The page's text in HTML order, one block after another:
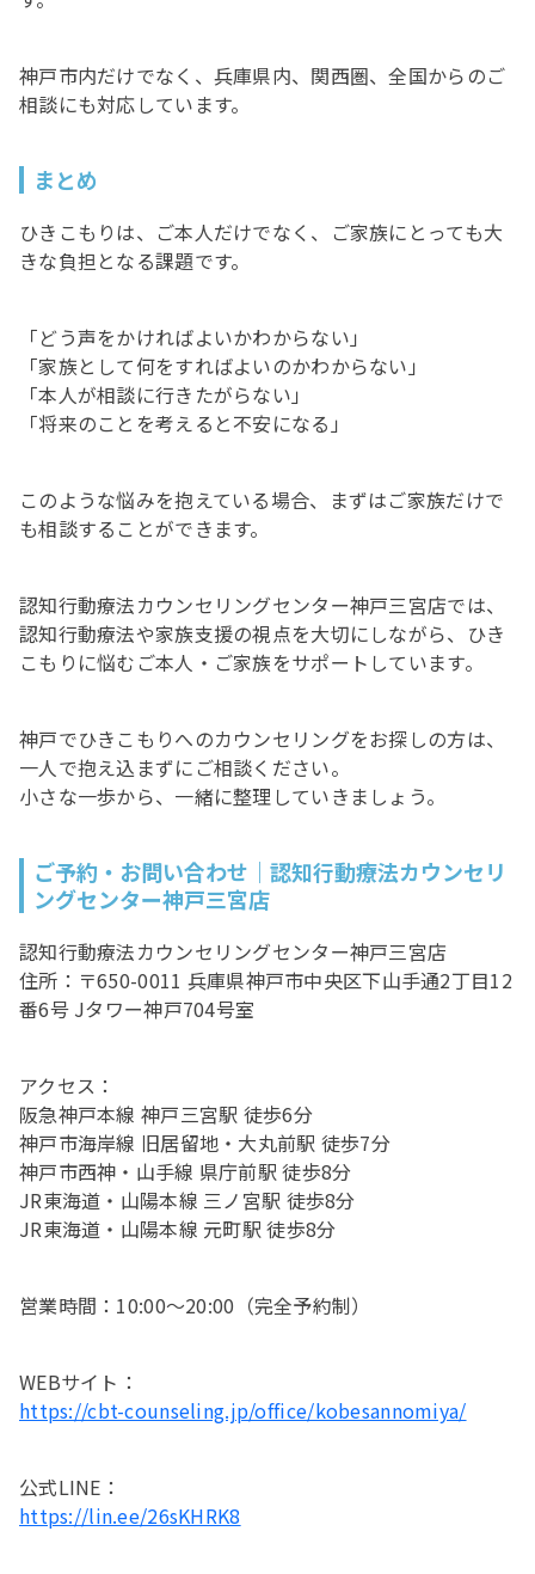
神戸市内だけでなく、兵庫県内、関西圏、全国からのご
相談にも対応しています。
まとめ
ひきこもりは、ご本人だけでなく、ご家族にとっても大
きな負担となる課題です。
「どう声をかければよいかわからない」
「家族として何をすればよいのかわからない」
「本人が相談に行きたがらない」
「将来のことを考えると不安になる」
このような悩みを抱えている場合、まずはご家族だけで
も相談することができます。
認知行動療法カウンセリングセンター神戸三宮店では、
認知行動療法や家族支援の視点を大切にしながら、ひき
こもりに悩むご本人・ご家族をサポートしています。
神戸でひきこもりへのカウンセリングをお探しの方は、
一人で抱え込まずにご相談ください。
小さな一歩から、一緒に整理していきましょう。
ご予約・お問い合わせ｜認知行動療法カウンセリ
ングセンター神戸三宮店
認知行動療法カウンセリングセンター神戸三宮店
住所：〒650-0011 兵庫県神戸市中央区下山手通2丁目12
番6号 Jタワー神戸704号室
アクセス：
阪急神戸本線 神戸三宮駅 徒歩6分
神戸市海岸線 旧居留地・大丸前駅 徒歩7分
神戸市西神・山手線 県庁前駅 徒歩8分
JR東海道・山陽本線 三ノ宮駅 徒歩8分
JR東海道・山陽本線 元町駅 徒歩8分
営業時間：10:00〜20:00（完全予約制）
WEBサイト：
https://cbt-counseling.jp/office/kobesannomiya/
公式LINE：
https://lin.ee/26sKHRK8